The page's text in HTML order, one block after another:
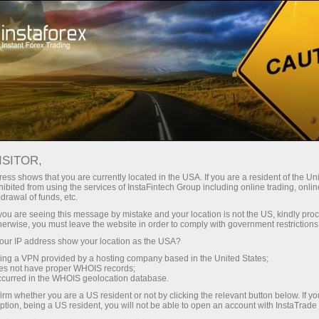
открытие счета Торговая платформа
Начинающим Партнерам Сервисы
Аналитика из рубрики «Свежак».
ВЗГЛЯД НА МИР ФОРЕКС БЕЗ
Пополнить счет
обзоры Форекс. Однако, существенное
виде. Все публикуемые материалы позволят вам не
с более простой и юмористической стороны.
shows that you are currently located in the USA. If you are a resident of the
from using the services of InstaFintech Group including online trading,
of funds, etc.
are seeing this message by mistake and your location is not the US, kindly
you must leave the website in order to comply with government
IP address show your location as the USA?
a VPN provided by a hosting company based in the United States;
not have proper WHOIS records;
in the WHOIS geolocation database.
whether you are a US resident or not by clicking the relevant button below. If
being a US resident, you will not be able to open an account with InstaTrade